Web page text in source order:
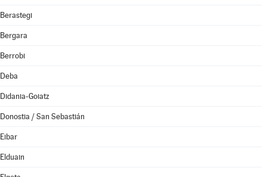
Berastegi
Bergara
Berrobi
Deba
Didania-Goiatz
Donostia / San Sebastián
Eibar
Elduain